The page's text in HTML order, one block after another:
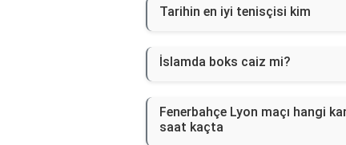
Tarihin en iyi tenisçisi kim
İslamda boks caiz mi?
Fenerbahçe Lyon maçı hangi
saat kaçta